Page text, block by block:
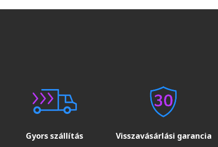
Gyors szállítás Visszavásárlási garancia